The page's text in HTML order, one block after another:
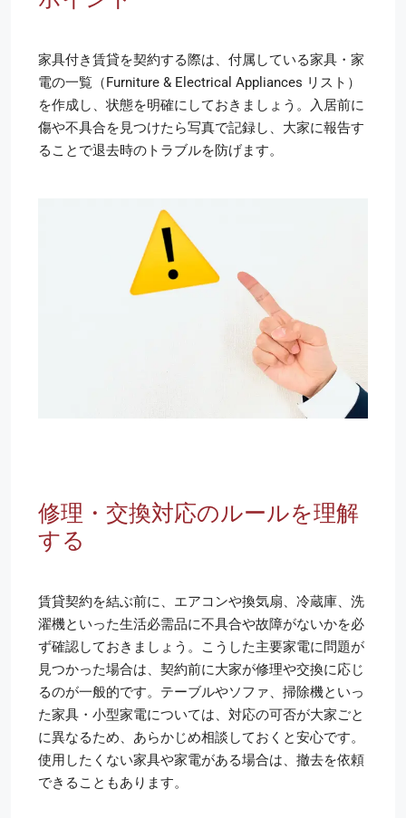
家具付き賃貸を契約する際は、付属している家具・家
電の一覧（Furniture & Electrical Appliances リスト）
を作成し、状態を明確にしておきましょう。入居前に
傷や不具合を見つけたら写真で記録し、大家に報告す
ることで退去時のトラブルを防げます。
修理・交換対応のルールを理解
する
賃貸契約を結ぶ前に、エアコンや換気扇、冷蔵庫、洗
濯機といった生活必需品に不具合や故障がないかを必
ず確認しておきましょう。こうした主要家電に問題が
見つかった場合は、契約前に大家が修理や交換に応じ
るのが一般的です。テーブルやソファ、掃除機といっ
た家具・小型家電については、対応の可否が大家ごと
に異なるため、あらかじめ相談しておくと安心です。
使用したくない家具や家電がある場合は、撤去を依頼
できることもあります。